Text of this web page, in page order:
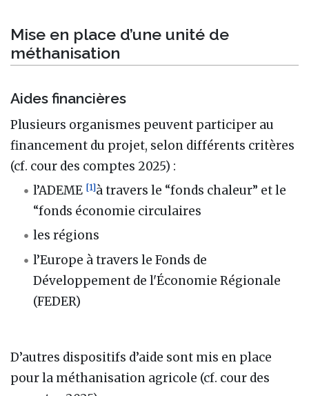
Mise en place d’une unité de
méthanisation
Aides financières
Plusieurs organismes peuvent participer au
financement du projet, selon différents critères
(cf. cour des comptes 2025) :
l’ADEME [1]à travers le “fonds chaleur” et le
“fonds économie circulaires
les régions
l’Europe à travers le Fonds de
Développement de l'Économie Régionale
(FEDER)
D’autres dispositifs d’aide sont mis en place
pour la méthanisation agricole (cf. cour des